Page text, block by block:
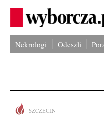
Nekrologi Odeszli
SZCZECIN